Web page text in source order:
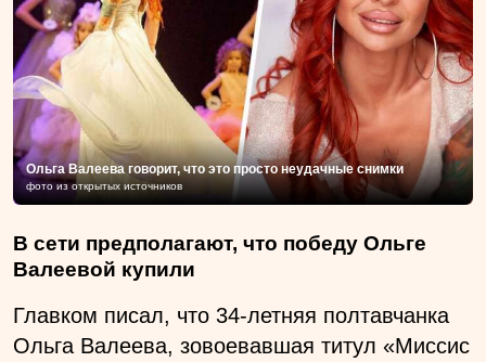
Ольга Валеева говорит, что это просто неудачные снимки
фото из открытых источников
В сети предполагают, что победу Ольге
Валеевой купили
Главком писал, что 34-летняя полтавчанка
Ольга Валеева, зовоевавшая титул «Миссис